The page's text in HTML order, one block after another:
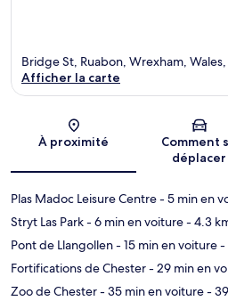
Carte
Bridge St, Ruabon, Wrexham, Wales,
Afficher la carte
À proximité
Comment
déplacer
Plas Madoc Leisure Centre- 5 min en
Stryt Las Park- 6 min en voiture- 4.3
Pont de Llangollen- 15 min en voiture-
Fortifications de Chester- 29 min en
Zoo de Chester- 35 min en voiture-